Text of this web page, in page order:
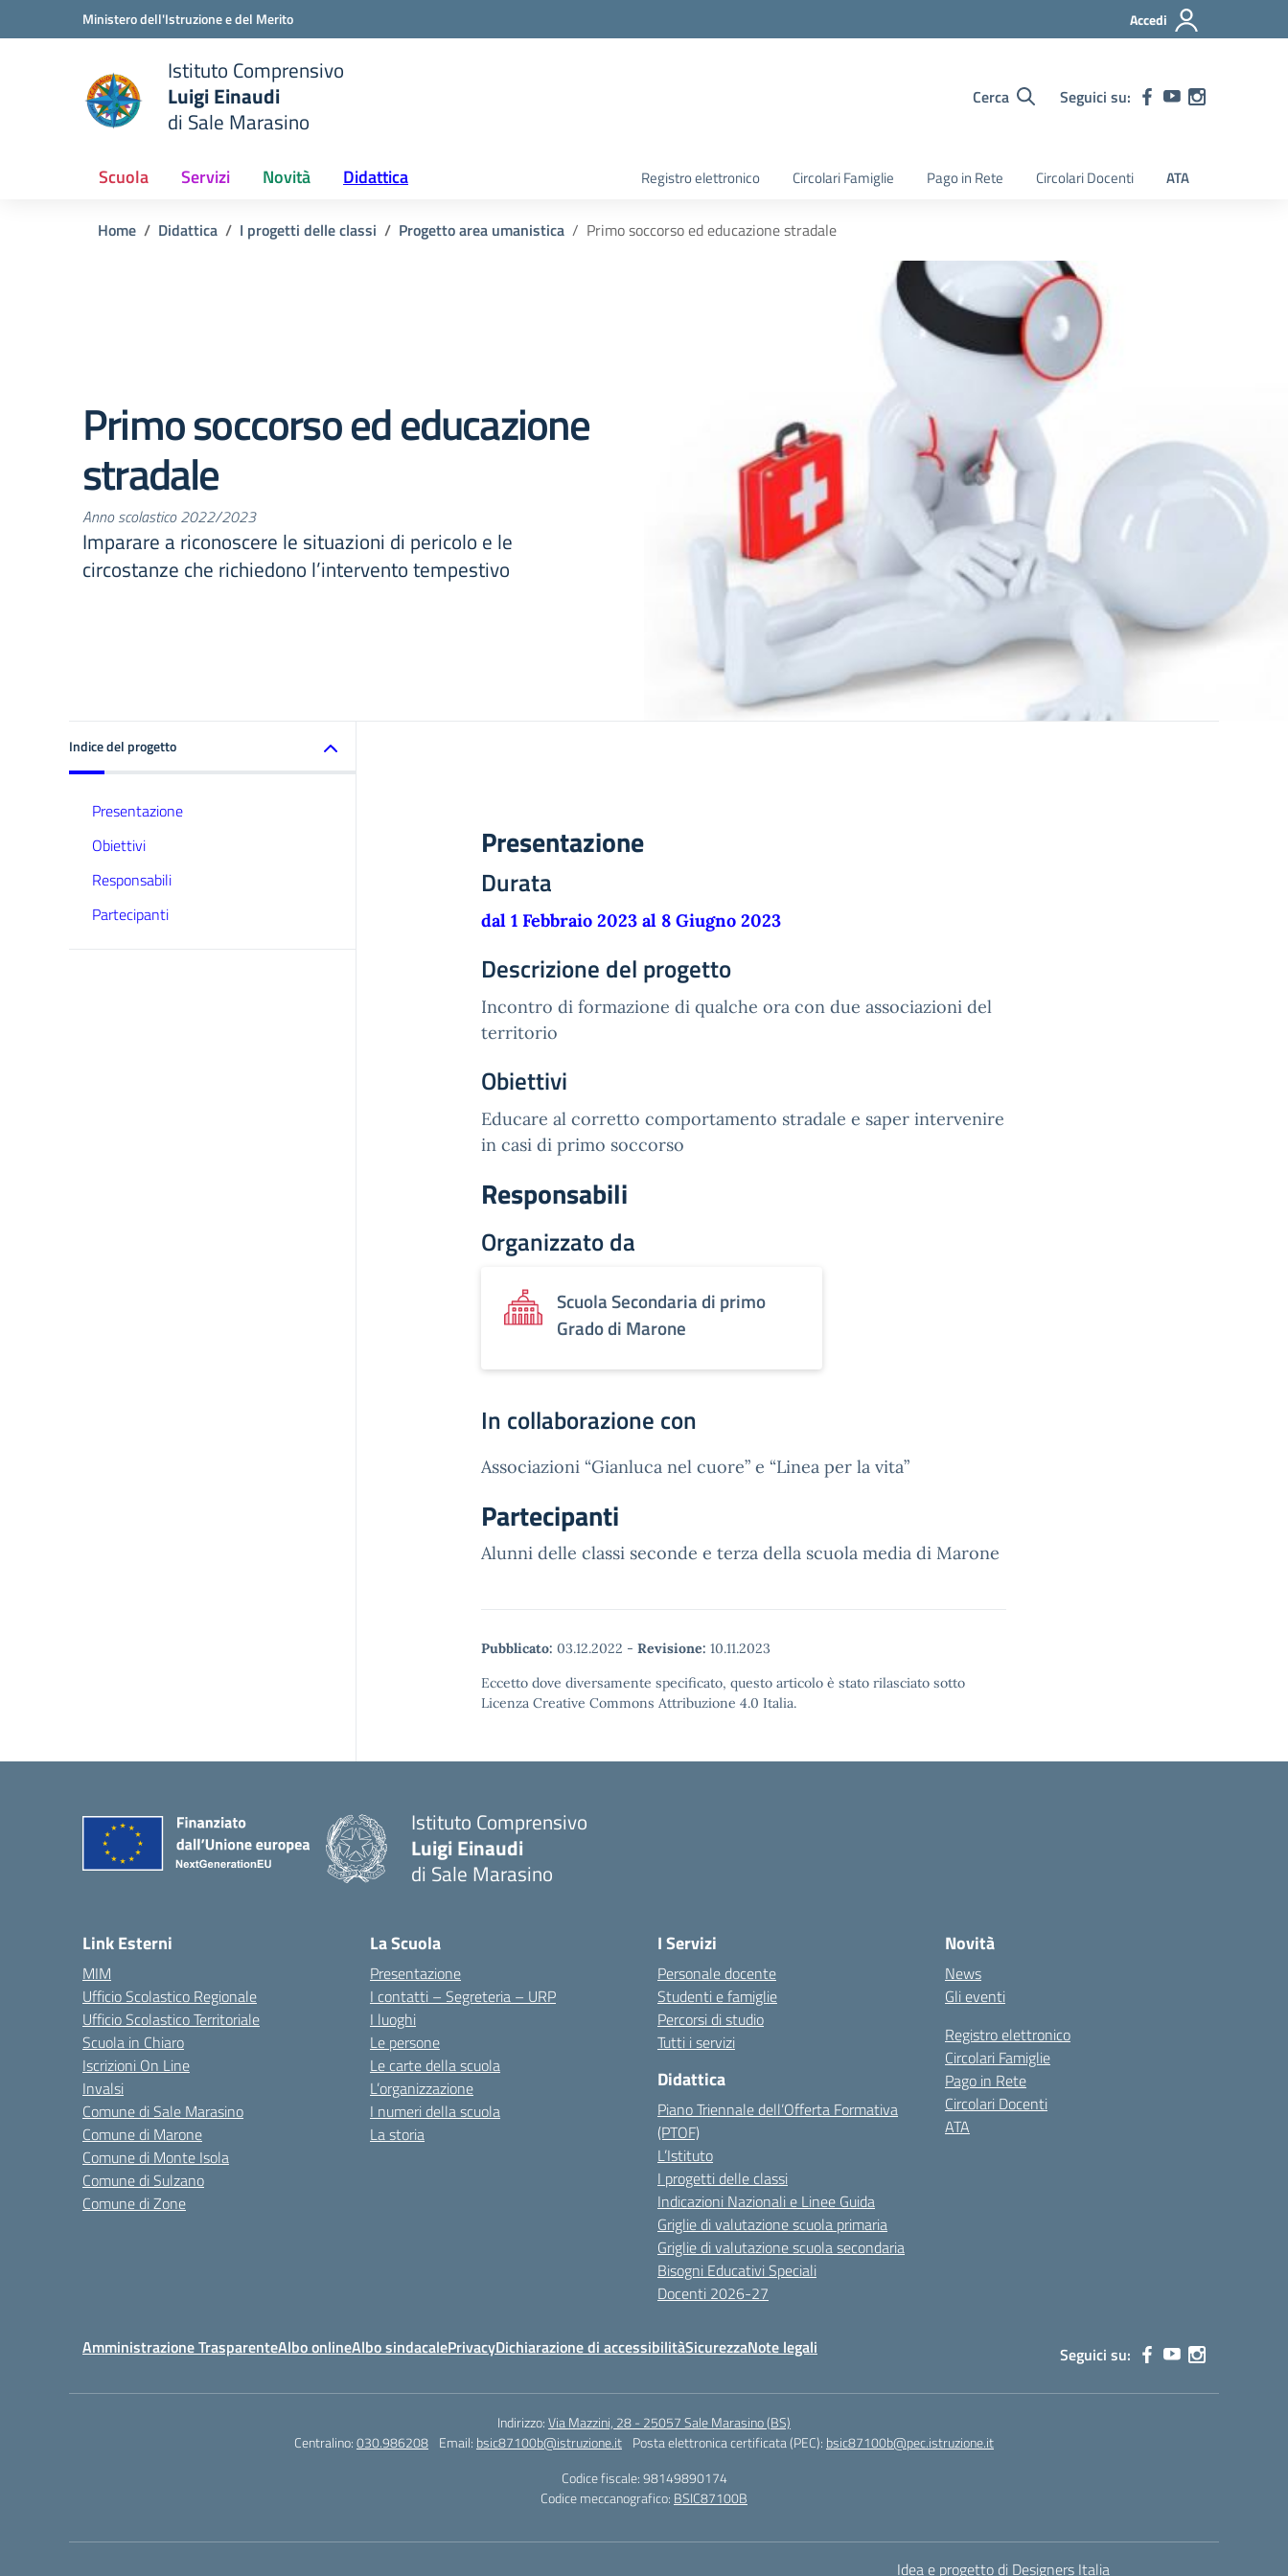
Vai ai contenuti
Vai al menu di navigazioneMinistero dell'Istruzione e del Merito Accedi
scuola
Istituto Comprensivo
Luigi Einaudi
di Sale Marasino
Cerca Seguici su:
Scuola Servizi Novità Didattica Registro elettronico Circolari Famiglie Pago in Rete Circolari Docenti ATA
Home Didattica I progetti delle classi Progetto area umanistica Primo soccorso ed educazione stradale
Primo soccorso ed educazione
stradale
Anno scolastico 2022/2023
Imparare a riconoscere le situazioni di pericolo e le
circostanze che richiedono l’intervento tempestivo
Indice del progetto
Presentazione
Obiettivi
Responsabili
Partecipanti
Presentazione
Durata
dal 1 Febbraio 2023 al 8 Giugno 2023
Descrizione del progetto
Incontro di formazione di qualche ora con due associazioni del
territorio
Obiettivi
Educare al corretto comportamento stradale e saper intervenire
in casi di primo soccorso
Responsabili
Organizzato da
Scuola Secondaria di primo
Grado di Marone
In collaborazione con
Associazioni “Gianluca nel cuore” e “Linea per la vita”
Partecipanti
Alunni delle classi seconde e terza della scuola media di Marone
Pubblicato: 03.12.2022 - Revisione: 10.11.2023
Eccetto dove diversamente specificato, questo articolo è stato rilasciato sotto
Licenza Creative Commons Attribuzione 4.0 Italia.
Istituto Comprensivo
Luigi Einaudi
di Sale Marasino
Link Esterni
MIM
Ufficio Scolastico Regionale
Ufficio Scolastico Territoriale
Scuola in Chiaro
Iscrizioni On Line
Invalsi
Comune di Sale Marasino
Comune di Marone
Comune di Monte Isola
Comune di Sulzano
Comune di Zone
La Scuola
Presentazione
I contatti – Segreteria – URP
I luoghi
Le persone
Le carte della scuola
L’organizzazione
I numeri della scuola
La storia
I Servizi
Personale docente
Studenti e famiglie
Percorsi di studio
Tutti i servizi
Didattica
Piano Triennale dell’Offerta Formativa
(PTOF)
L’Istituto
I progetti delle classi
Indicazioni Nazionali e Linee Guida
Griglie di valutazione scuola primaria
Griglie di valutazione scuola secondaria
Bisogni Educativi Speciali
Docenti 2026-27
Novità
News
Gli eventi
Registro elettronico
Circolari Famiglie
Pago in Rete
Circolari Docenti
ATA
Amministrazione TrasparenteAlbo onlineAlbo sindacalePrivacyDichiarazione di accessibilitàSicurezzaNote legali Seguici su:
Indirizzo:Via Mazzini, 28 - 25057 Sale Marasino (BS)
Centralino:030.986208 Email: bsic87100b@istruzione.it Posta elettronica certificata (PEC): bsic87100b@pec.istruzione.it
Codice fiscale: 98149890174
Codice meccanografico: BSIC87100B
Idea e progetto di Designers Italia